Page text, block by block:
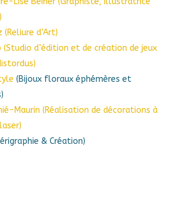
(Reliure d’Art)
(Studio d’édition et de création de jeux
(Bijoux floraux éphémères et
Maurin (Réalisation de décorations à
& Création)